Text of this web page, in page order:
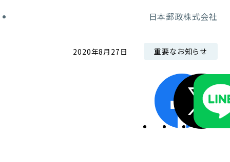
日本郵政株式会社
2020年8月27日 重要なお知らせ